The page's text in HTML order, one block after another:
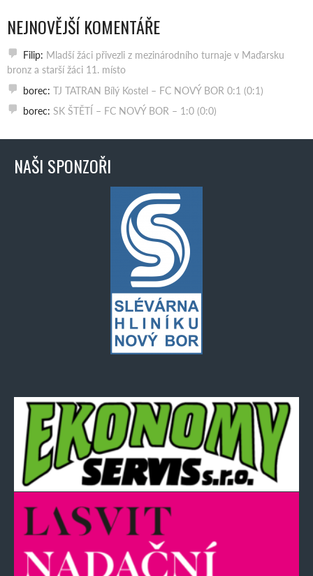
NEJNOVĚJŠÍ KOMENTÁŘE
Filip: Mladší žáci přivezli z mezinárodního turnaje v Maďarsku
bronz a starší žáci 11. místo
borec: TJ TATRAN Bílý Kostel – FC NOVÝ BOR 0:1 (0:1)
borec: SK ŠTĚTÍ – FC NOVÝ BOR – 1:0 (0:0)
NAŠI SPONZOŘI